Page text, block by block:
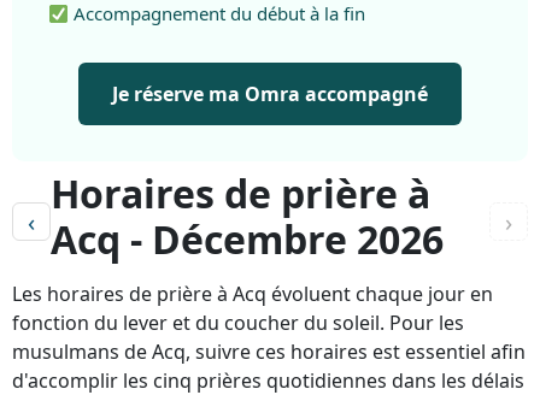
Accompagnement du début à la fin
Je réserve ma Omra accompagné
‹
Horaires de prière à
Acq - Décembre 2026
›
Les horaires de prière à Acq évoluent chaque jour en
fonction du lever et du coucher du soleil. Pour les
musulmans de Acq, suivre ces horaires est essentiel afin
d'accomplir les cinq prières quotidiennes dans les délais